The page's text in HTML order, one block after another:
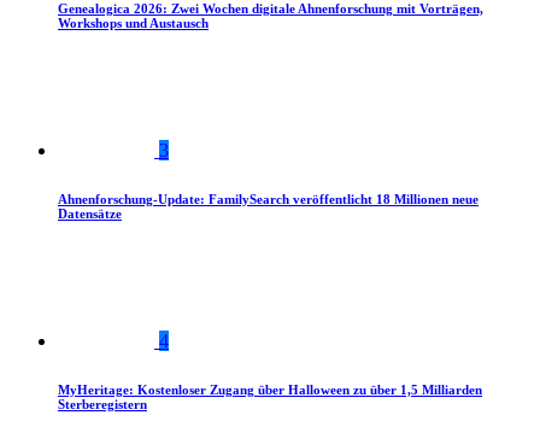
Genealogica 2026: Zwei Wochen digitale Ahnenforschung mit Vorträgen,
Workshops und Austausch
3
Ahnenforschung-Update: FamilySearch veröffentlicht 18 Millionen neue
Datensätze
4
MyHeritage: Kostenloser Zugang über Halloween zu über 1,5 Milliarden
Sterberegistern